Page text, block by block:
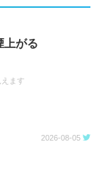
上がる
ます
2026-08-05